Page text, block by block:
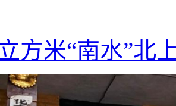
方米“南水”北